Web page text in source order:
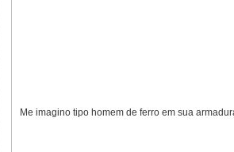
Me imagino tipo homem de ferro em sua